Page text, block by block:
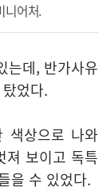
니어처.
는데, 반가사유
었다.
색상으로 나와
져 보이고 독특
을 수 있었다.